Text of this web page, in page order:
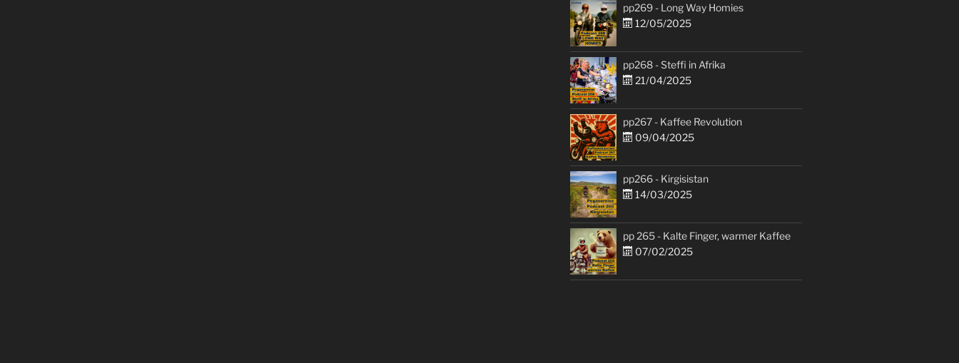
pp269 - Long Way Homies
12/05/2025
pp268 - Steffi in Afrika
21/04/2025
pp267 - Kaffee Revolution
09/04/2025
pp266 - Kirgisistan
14/03/2025
pp 265 - Kalte Finger, warmer Kaffee
07/02/2025